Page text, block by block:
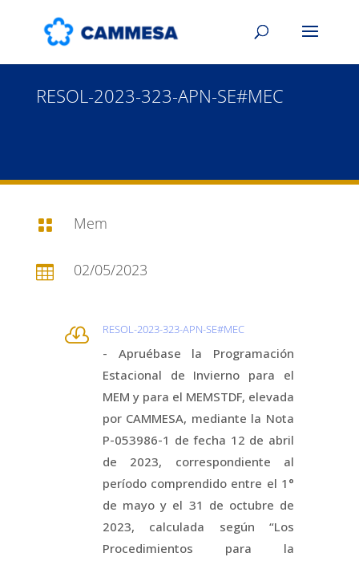
RESOL-2023-323-APN-SE#MEC
 Mem
 02/05/2023
 RESOL-2023-323-APN-SE#MEC
- Apruébase la Programación
Estacional de Invierno para el
MEM y para el MEMSTDF, elevada
por CAMMESA, mediante la Nota
P-053986-1 de fecha 12 de abril
de 2023, correspondiente al
período comprendido entre el 1°
de mayo y el 31 de octubre de
2023, calculada según “Los
Procedimientos para la